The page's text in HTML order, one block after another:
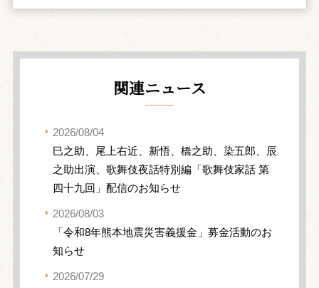
関連ニュース
2026/08/04
巳之助、尾上右近、新悟、橋之助、染五郎、辰
之助出演、歌舞伎夜話特別編「歌舞伎家話 第
四十九回」配信のお知らせ
2026/08/03
「令和8年熊本地震災害義援金」募金活動のお
知らせ
2026/07/29